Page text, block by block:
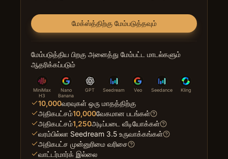
மேக்ஸ்த்திற்கு மேம்படுத்தவும்
மேம்படுத்திய பிறகு அனைத்து மேம்பட்ட மாடல்களும்
ஆதரிக்கப்படும்
MiniMax
H3
Nano
Banana
GPT Seedream Veo Seedance Kling
10,000வரவுகள் ஒரு மாதத்திற்கு
அதிகபட்சம்10,000வேகமான படங்கள்
அதிகபட்சம்1,250அடிப்படை வீடியோக்கள்
வரம்பில்லா Seedream 3.5 உருவாக்கங்கள்
அதிகபட்ச முன்னுரிமை வரிசை
வாட்டர்மார்க் இல்லை